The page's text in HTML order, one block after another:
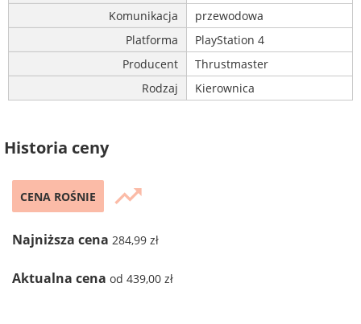
Komunikacja
przewodowa
Platforma
PlayStation 4
Producent
Thrustmaster
Rodzaj
Kierownica
Historia ceny
CENA ROŚNIE trending_up
Najniższa cena 284,99 zł
Aktualna cena od 439,00 zł